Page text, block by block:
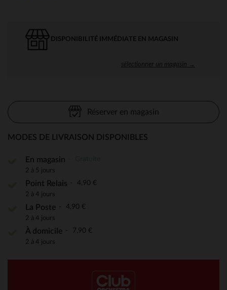
DISPONIBILITÉ IMMÉDIATE EN MAGASIN
sélectionner un magasin →
Réserver en magasin
MODES DE LIVRAISON DISPONIBLES
En magasin
2 à 5 jours
Point Relais 4,90 €
2 à 4 jours
La Poste 4,90 €
2 à 4 jours
À domicile 7,90 €
2 à 4 jours